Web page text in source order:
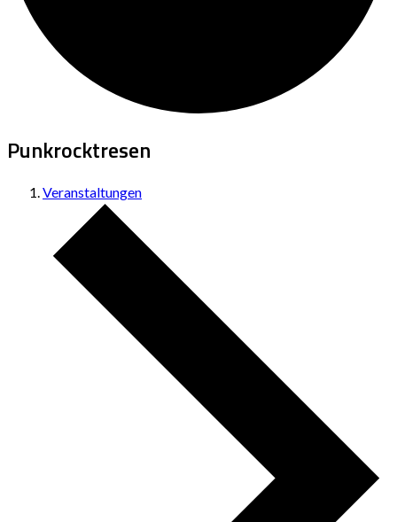
Punkrocktresen
Veranstaltungen